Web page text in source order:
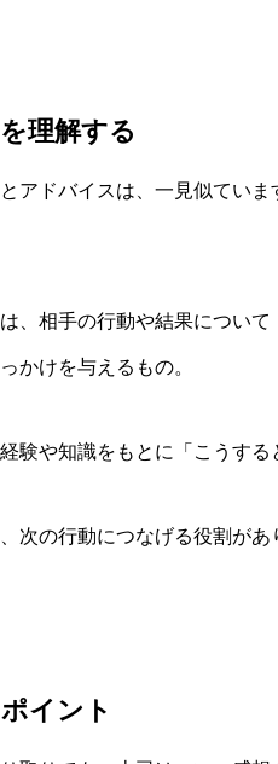
理解する
アドバイスは、一見似てい
、相手の行動や結果につい
かけを与えるもの。
験や知識をもとに「こうする
次の行動につなげる役割があ
イント